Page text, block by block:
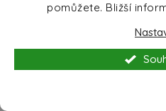
pomůžete. Bližší